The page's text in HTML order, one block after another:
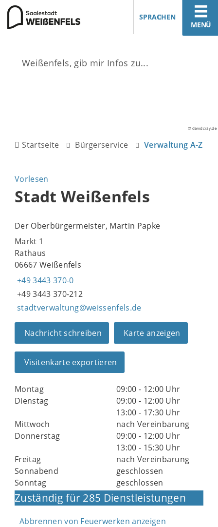
MENÜ
SPRACHEN
© davidcray.de
Startseite Bürgerservice Verwaltung A-Z
Vorlesen
Stadt Weißenfels
Der Oberbürgermeister, Martin Papke
Markt 1
Rathaus
06667 Weißenfels
+49 3443 370-0
+49 3443 370-212
stadtverwaltung@weissenfels.de
Nachricht schreiben Karte anzeigen
Visitenkarte exportieren
Montag
09:00 - 12:00 Uhr
Dienstag
09:00 - 12:00 Uhr
13:00 - 17:30 Uhr
Mittwoch
nach Vereinbarung
Donnerstag
09:00 - 12:00 Uhr
13:00 - 15:30 Uhr
Freitag
nach Vereinbarung
Sonnabend
geschlossen
Sonntag
geschlossen
Zuständig für 285 Dienstleistungen
Abbrennen von Feuerwerken anzeigen